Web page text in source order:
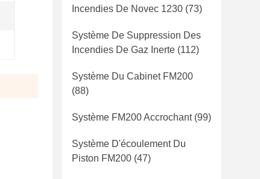
Incendies De Novec 1230 (73)
Système De Suppression Des
Incendies De Gaz Inerte (112)
Système Du Cabinet FM200
(88)
Système FM200 Accrochant(99)
Système D'écoulement Du
Piston FM200 (47)